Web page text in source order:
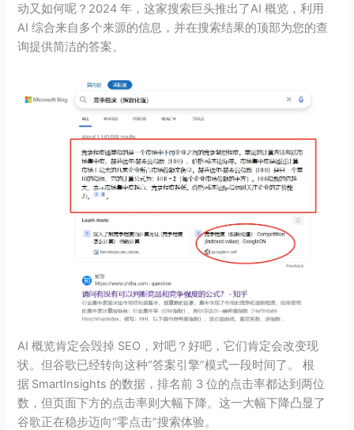
动又如何呢？2024 年，这家搜索巨头推出了AI 概览，利用
AI 综合来自多个来源的信息，并在搜索结果的顶部为您的查
询提供简洁的答案。
AI 概览肯定会毁掉 SEO，对吧？好吧，它们肯定会改变现
状。但谷歌已经转向这种“答案引擎”模式一段时间了。 根
据 SmartInsights 的数据，排名前 3 位的点击率都达到两位
数，但页面下方的点击率则大幅下降。这一大幅下降凸显了
谷歌正在稳步迈向“零点击”搜索体验。